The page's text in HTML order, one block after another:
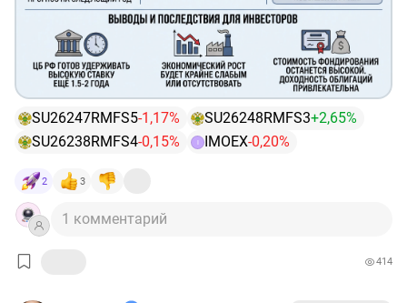
Регулятор пересмотрел свои ожидания по инфляции в
сторону ухудшения:
✅ Ожидания годовой инфляции (декабрь к декабрю)
выросли с диапазона4,5-5,5%до6,0–7,0%.
✅ Средняя инфляция за год теперь ожидается в
диапазоне5,9-6,2% против прежних5,1-5,6%.
При этом экономика замедляется: вместо умеренного
роста ВВП (
0,5-1,5%
практически до стагнации
📍ПРОГНОЗ КРЕДИТОВАНИЯ
Прогноз
фактические темпы будут ближе к верхней границе
SU26247RMFS5-1,17% SU26248RMFS3+2,65%
SU26238RMFS4-0,15% I IMOEX-0,20%
2 3
1 комментарий
414